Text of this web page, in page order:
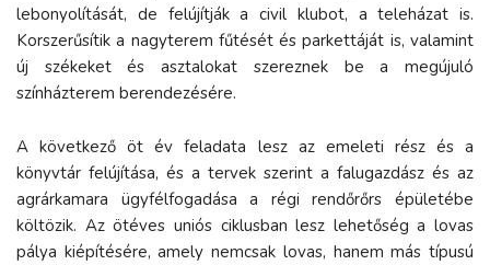
lebonyolítását, de felújítják a civil klubot, a teleházat is.
Korszerűsítik a nagyterem fűtését és parkettáját is, valamint
új székeket és asztalokat szereznek be a megújuló
színházterem berendezésére.
A következő öt év feladata lesz az emeleti rész és a
könyvtár felújítása, és a tervek szerint a falugazdász és az
agrárkamara ügyfélfogadása a régi rendőrőrs épületébe
költözik. Az ötéves uniós ciklusban lesz lehetőség a lovas
pálya kiépítésére, amely nemcsak lovas, hanem más típusú